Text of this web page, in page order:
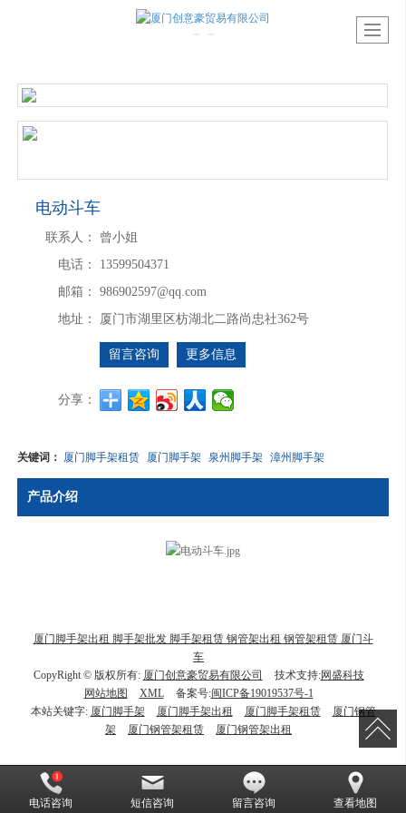
电动斗车
联系人：
曾小姐
电话：
13599504371
邮箱：
986902597@qq.com
地址：
厦门市湖里区枋湖北二路尚忠社362号
留言咨询 更多信息
分享：
关键词： 厦门脚手架租赁 厦门脚手架 泉州脚手架 漳州脚手架
产品介绍
厦门脚手架出租 脚手架批发 脚手架租赁 钢管架出租 钢管架租赁 厦门斗
车
CopyRight © 版权所有: 厦门创意豪贸易有限公司 技术支持:网盛科技
网站地图
XML 备案号:闽ICP备19019537号-1
本站关键字: 厦门脚手架 厦门脚手架出租 厦门脚手架租赁
厦门钢管
架
厦门钢管架租赁 厦门钢管架出租
电话咨询 短信咨询 留言咨询 查看地图